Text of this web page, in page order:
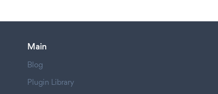
Main
Blog
Plugin Library